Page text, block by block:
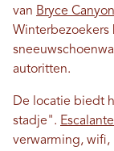
van Bryce Canyon
Winterbezoekers
autoritten.
De locatie biedt
stadje". Escalante
verwarming, wifi,